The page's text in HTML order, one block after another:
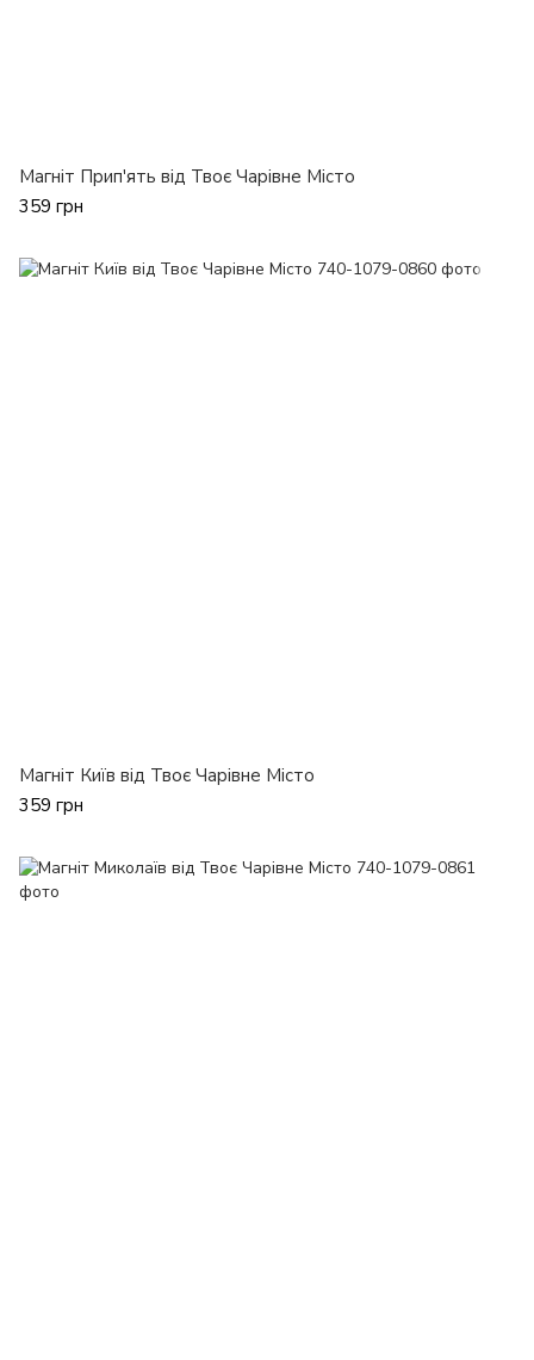
Магніт Прип'ять від Твоє Чарівне Місто
359 грн
Магніт Київ від Твоє Чарівне Місто
359 грн